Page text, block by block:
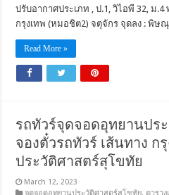
ปรับอากาศประเภท , ป.1, วิไอพี 32, ม
กรุงเทพ (หมอชิต2) จตุจักร จุดลง : พิ
Read More »
รถทัวร์จุดจอดอุทยานปร
จองตั๋วรถทัวร์ เส้นทาง ก
ประวัติศาสตร์สุโขทัย
March 12, 2023
จุดจอดอุทยานประวัติศาสตร์สุโขทัย, ตารา